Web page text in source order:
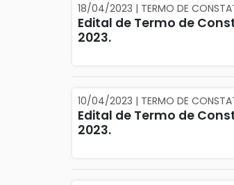
18/04/2023 | TERMO DE
Edital de Termo de
2023.
10/04/2023 | TERMO DE
Edital de Termo de
2023.